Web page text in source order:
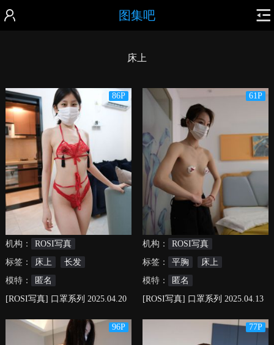
图集吧
床上
86P
机构：
ROSI写真
标签：
床上
长发
模特：
匿名
[ROSI写真] 口罩系列 2025.04.20
61P
机构：
ROSI写真
标签：
平胸
床上
模特：
匿名
[ROSI写真] 口罩系列 2025.04.13
96P
77P